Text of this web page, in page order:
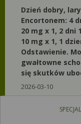
Dzień dobry,
Encortonem: 4
20 mg x 1, 2 dni
10 mg x 1, 1
Odstawienie.
gwałtowne
się skutków
2026-03-10